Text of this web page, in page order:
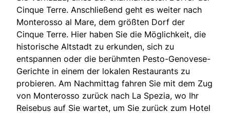
Cinque Terre. Anschließend geht es weiter nach
Monterosso al Mare, dem größten Dorf der
Cinque Terre. Hier haben Sie die Möglichkeit, die
historische Altstadt zu erkunden, sich zu
entspannen oder die berühmten Pesto-Genovese-
Gerichte in einem der lokalen Restaurants zu
probieren. Am Nachmittag fahren Sie mit dem Zug
von Monterosso zurück nach La Spezia, wo Ihr
Reisebus auf Sie wartet, um Sie zurück zum Hotel